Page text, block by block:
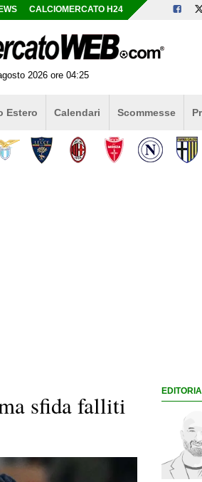
CALCIOMERCATO H24
2026 ore 04:25
Estero Calendari Scommesse
sfida falliti